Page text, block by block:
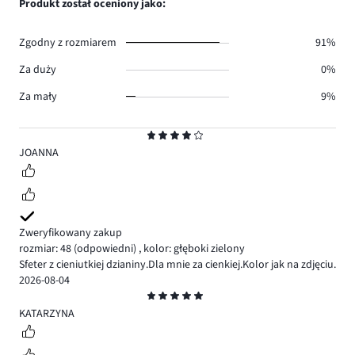
4
JOANNA
Zweryfikowany zakup
rozmiar: 48 (odpowiedni) , kolor: głęboki zielony
Sfeter z cieniutkiej dzianiny.Dla mnie za cienkiej.Kolor jak na zdjęciu.
2026-08-04
5
KATARZYNA
Produkt został oceniony jako:
Zgodny z rozmiarem
91%
Za duży
0%
Za mały
9%